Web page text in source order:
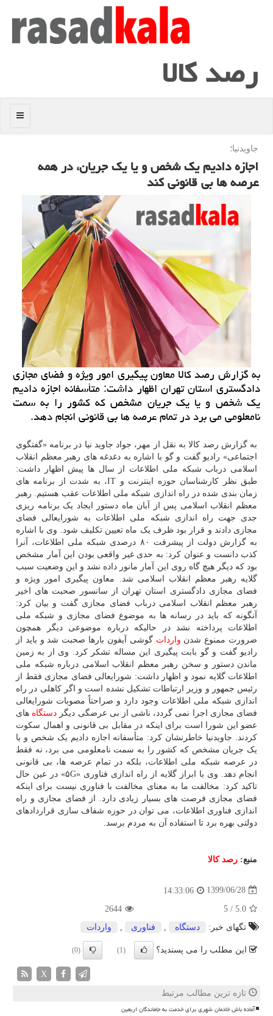
رصد كالا
منو
جاویدنیا؛
اجازه دادیم یك شخص و یا یك جریان، در همه
عرصه ها بی قانونی كند
به گزارش رصد كالا معاون پیگیری امور ویژه و فضای مجازی
دادگستری استان تهران اظهار داشت: متأسفانه اجازه دادیم
یك شخص و یا یك جریان مشخص كه كشور را به سمت
نامعلومی می برد در تمام عرصه ها بی قانونی انجام دهد.
به گزارش رصد کالا به نقل از مهر، جواد جاوید نیا در برنامه «گفتگوی
اجتماعی» رادیو گفت و گو با اشاره به دغدغه های رهبر معظم انقلاب
اسلامی درباب شبکه ملی اطلاعات از سال ها پیش اظهار داشت:
طبق نظر کارشناسان حوزه اینترنت و IT، به شدت از برنامه های
زمان بندی شده در راه اندازی شبکه ملی اطلاعات عقب هستیم. رهبر
معظم انقلاب اسلامی پس از آبان ماه دستور ایجاد یک برنامه ریزی
جدی جهت راه اندازی شبکه ملی اطلاعات به شورایعالی فضای
مجازی دادند و قرار بود ظرف یک ماه تعیین تکلیف شود. وی با اشاره
به گزارش دولت از پیشرفت ۸۰ درصدی شبکه ملی اطلاعات، آنرا
کذب دانست و عنوان کرد: به حدی غیر واقعی بودن این آمار مشخص
بود که دیگر هیچ گاه روی این آمار مانور داده نشد و این وضعیت سبب
گلایه رهبر معظم انقلاب اسلامی شد. معاون پیگیری امور ویژه و
فضای مجازی دادگستری استان تهران از سانسور صحبت های اخیر
رهبر معظم انقلاب اسلامی درباب فضای مجازی گفت و بیان کرد:
آنگونه که باید در رسانه ها به موضوع فضای مجازی و شبکه ملی
اطلاعات پرداخته نشد در حالیکه درباره موضوعی دیگر همچون
ضرورت ممنوع شدن واردات گوشی آیفون بارها صحبت شد و باید از
رادیو گفت و گو بابت پیگیری این مساله تشکر کرد. وی از به زمین
ماندن دستور و سخن رهبر معظم انقلاب اسلامی درباره شبکه ملی
اطلاعات گلایه نمود و اظهار داشت: شورایعالی فضای مجازی فقط از
رئیس جمهور و وزیر ارتباطات تشکیل نشده است و اگر کاهلی در راه
اندازی شبکه ملی اطلاعات وجود دارد و صراحتاً مصوبات شورایعالی
فضای مجازی اجرا نمی گردد، ناشی از بی عرضگی دیگر دستگاه های
عضو این شورا است برای اینکه در مقابل بی قانونی و اهمال سکوت
کردند. جاویدنیا خاطرنشان کرد: متأسفانه اجازه دادیم یک شخص و یا
یک جریان مشخص که کشور را به سمت نامعلومی می برد، نه فقط
در عرصه شبکه ملی اطلاعات، بلکه در تمام عرصه ها، بی قانونی
انجام دهد. وی با ابراز گلایه از راه اندازی فناوری «۵G» در عین حال
تاکید کرد: مخالفت ما به معنای مخالفت با فناوری نیست برای اینکه
فضای مجازی فرصت های بسیار زیادی دارد. از فضای مجازی و راه
اندازی فناوری اطلاعات، می توان در حوزه شفاف سازی قراردادهای
دولتی بهره برد تا استفاده آن به مردم برسد.
منبع: رصد كالا
1399/06/28
14:33:06
5.0
/
5
2644
تگهای خبر:
دستگاه فناوری واردات
این مطلب را می پسندید؟ (1)
(0)
X
تازه ترین مطالب مرتبط
آماده باش خادمان شهری برای خدمت به جاماندگان اربعین